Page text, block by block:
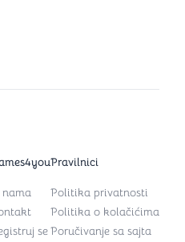
nama
se
Pravilnici
Politika privatnosti
Politika o kolačićima
Poručivanje sa sajta